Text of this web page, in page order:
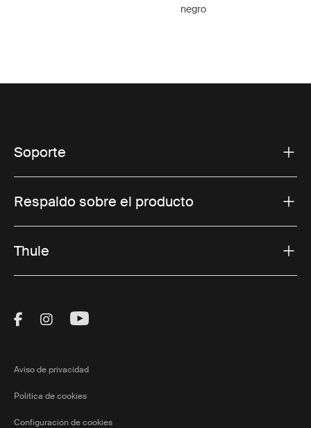
negro
Soporte
Respaldo sobre el producto
Thule
Visit Thule on Facebook (external link)
Visit Thule on Instagram (external link)
Visit Thule on Youtube (external
Aviso de privacidad
Política de cookies
Configuración de cookies